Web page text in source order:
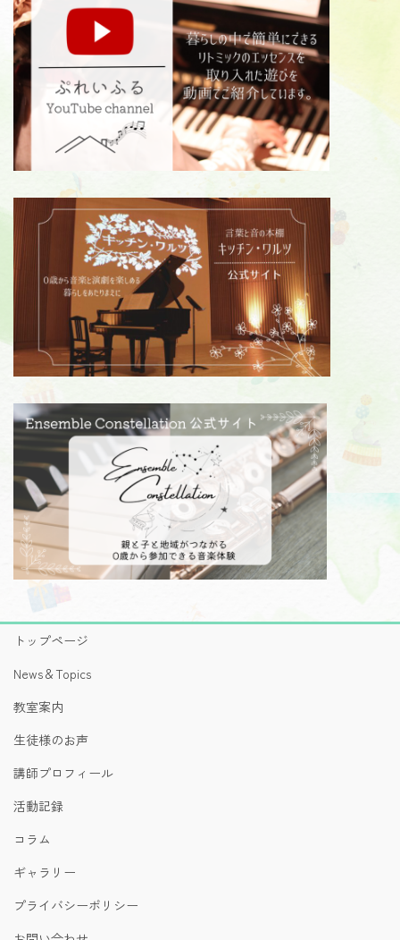
トップページ
News＆Topics
教室案内
生徒様のお声
講師プロフィール
活動記録
コラム
ギャラリー
プライバシーポリシー